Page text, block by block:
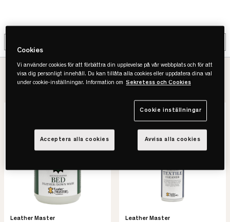
Vi har6 produkter att välja mellan
Leather Master Leather Master
Cookies
Vi använder cookies för att förbättra din upplevelse på vår webbplats och för att
visa dig personligt innehåll. Du kan tillåta alla cookies eller uppdatera dina val
under cookie-inställningar. Information om Sekretess och Cookies
Cookie inställningar
Avvisa alla cookies
Acceptera alla cookies